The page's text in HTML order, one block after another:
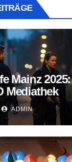
Mainz
Mediathek
ADMIN